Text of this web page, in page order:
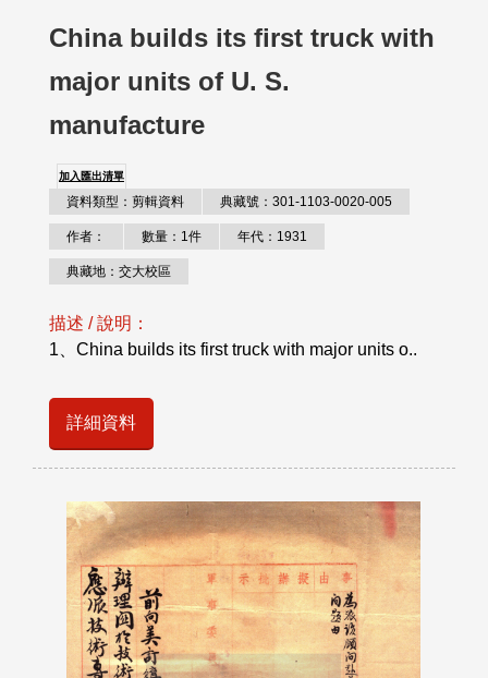
China builds its first truck with
major units of U. S.
manufacture
加入匯出清單
資料類型：剪輯資料 典藏號：301-1103-0020-005
作者： 數量：1件 年代：1931
典藏地：交大校區
描述 / 說明：
1、China builds its first truck with major units o..
詳細資料